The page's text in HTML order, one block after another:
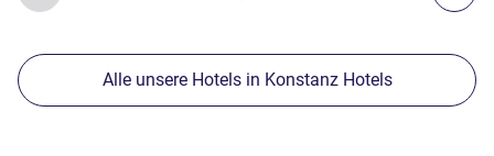
Alle unsere Hotels in Konstanz Hotels